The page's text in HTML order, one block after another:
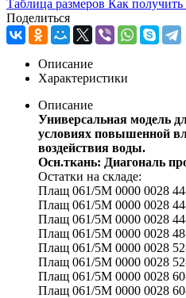
Таблица размеров Как получить
Поделиться
Описание
Характеристики
Описание
Универсальная модель
условиях повышенной
воздействия воды.
Осн.ткань: Диагональ
Остатки на складе:
Плащ 061/5М 0000 0028
Плащ 061/5М 0000 0028
Плащ 061/5М 0000 0028
Плащ 061/5М 0000 0028
Плащ 061/5М 0000 0028
Плащ 061/5М 0000 0028
Плащ 061/5М 0000 0028
Плащ 061/5М 0000 0028